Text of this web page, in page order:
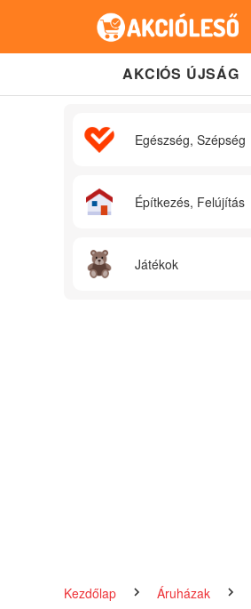
AKCIÓS ÚJSÁG
Egészség, Szépség
Építkezés, Felújítás
Játékok
Kezdőlap Áruházak